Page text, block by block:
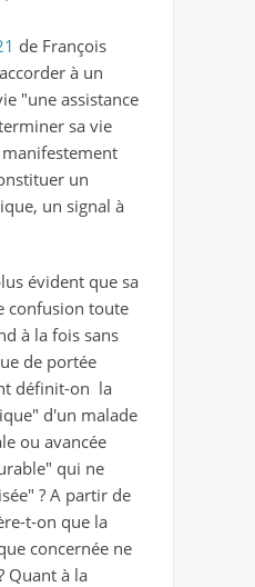
de François
à un
"une assistance
sa vie
un
un signal à
évident que sa
confusion toute
à la fois sans
de portée
définit-on la
d'un malade
ou avancée
qui ne
? A partir de
t-on que la
concernée ne
Quant à la